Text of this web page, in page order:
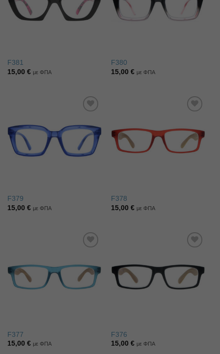
F381
15,00 € με ΦΠΑ
F380
15,00€ με ΦΠΑ
στην λίστα
επιθυμιών
F379
15,00 € με ΦΠΑ
επιθυμιών
F378
15,00€ με ΦΠΑ
επιθυμιών
F377
15,00 € με ΦΠΑ
επιθυμιών
F376
15,00€ με ΦΠΑ